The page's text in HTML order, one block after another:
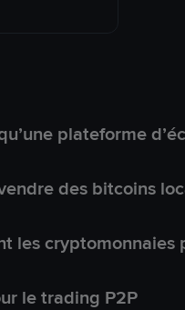
plateforme
des bitcoins
les cryptomonnaies
le trading P2P